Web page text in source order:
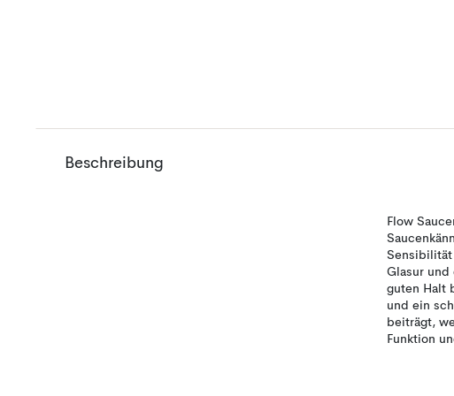
Beschreibung
Flow
Sensibilität
Glasur und
guten Halt
und ein
beiträgt,
Funktion